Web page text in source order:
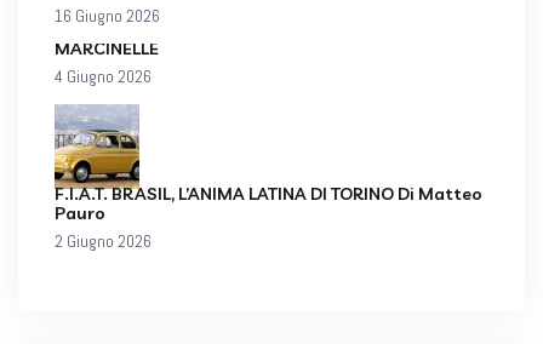
16 Giugno 2026
MARCINELLE
4 Giugno 2026
F.I.A.T. BRASIL, L’ANIMA LATINA DI TORINO Di Matteo
Pauro
2 Giugno 2026